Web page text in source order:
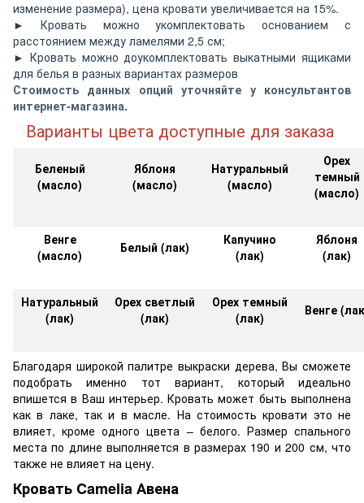
изменение размера), цена кровати увеличивается на 15%.
► Кровать можно укомплектовать основанием с
расстоянием между ламелями 2,5 см;
► Кровать можно доукомплектовать выкатными ящиками
для белья в разных вариантах размеров
Стоимость данных опций уточняйте у консультантов
интернет-магазина.
Варианты цвета доступные для заказа
Беленый
(масло)
Яблоня
(масло)
Натуральный
(масло)
Орех
темный
(масло)
Венге
(масло)
Белый (лак)
Капучино
(лак)
Яблоня
(лак)
Натуральный
(лак)
Орех светлый
(лак)
Орех темный
(лак)
Венге
Благодаря широкой палитре выкраски дерева, Вы сможете
подобрать именно тот вариант, который идеально
впишется в Ваш интерьер. Кровать может быть выполнена
как в лаке, так и в масле. На стоимость кровати это не
влияет, кроме одного цвета – белого. Размер спального
места по длине выполняется в размерах 190 и 200 см, что
также не влияет на цену.
Кровать Camelia Авена